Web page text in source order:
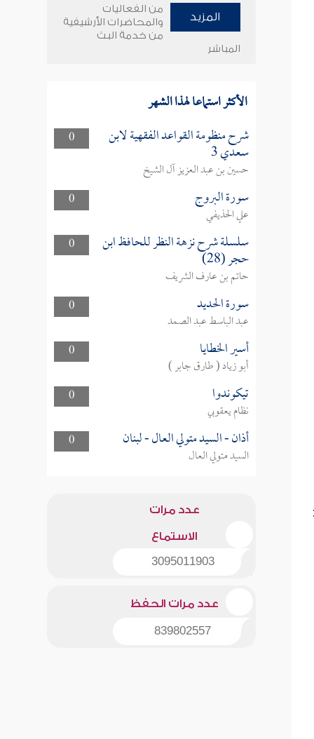
المزيد
من الفعاليات
والمحاضرات الأرشيفية
من خدمة البث
المباشر
الأكثر استماعا لهذا الشهر
0 شرح منظومة القواعد الفقهية لابن
سعدي 3
حسين بن عبد العزيز آل الشيخ
0
سورة البروج
علي الحذيفي
0
سلسلة شرح نزهة النظر للحافظ ابن
حجر (28)
حاتم بن عارف الشريف
0
سورة الحديد
عبد الباسط عبد الصمد
0
أسير الخطايا
أبو زياد ( طارق جابر )
0
تيكوندوا
نظام يعقوبي
0
أذان - السيد متولي العال - لبنان
السيد متولي العال
عدد مرات
الاستماع
3095011903
عدد مرات الحفظ
839802557